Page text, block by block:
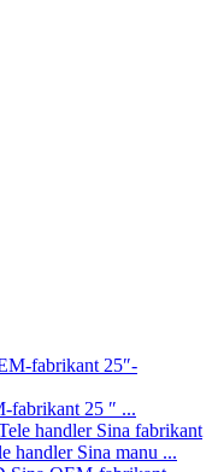
fabrikant 25 ″ ...
handler Sina manu ...